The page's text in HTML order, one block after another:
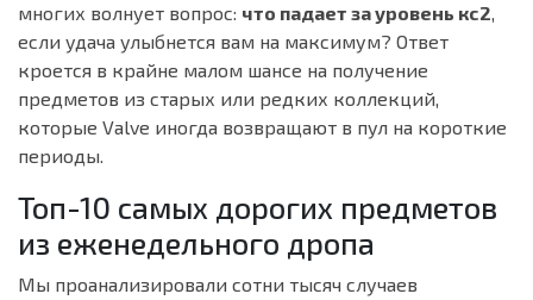
многих волнует вопрос: что падает за уровень кс2,
если удача улыбнется вам на максимум? Ответ
кроется в крайне малом шансе на получение
предметов из старых или редких коллекций,
которые Valve иногда возвращают в пул на короткие
периоды.
Топ-10 самых дорогих предметов
из еженедельного дропа
Мы проанализировали сотни тысяч случаев